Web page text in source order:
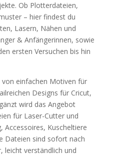
Ob Plotterdateien,
– hier findest du
Lasern, Nähen und
& Anfängerinnen, sowie
ersten Versuchen bis hin
einfachen Motiven für
Designs für Cricut,
wird das Angebot
für Laser-Cutter und
Accessoires, Kuscheltiere
Dateien sind sofort nach
leicht verständlich und